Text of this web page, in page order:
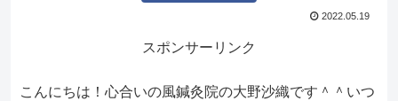
2022.05.19
スポンサーリンク
こんにちは！心合いの風鍼灸院の大野沙織です＾＾いつ